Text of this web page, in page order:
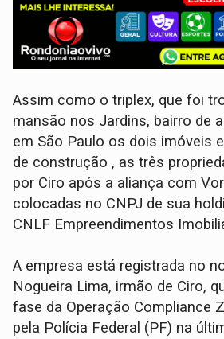
Assim como o triplex, que foi
mansão nos Jardins, bairro de
em São Paulo os dois imóveis
de construção , as três
por Ciro após a aliança com
colocadas no CNPJ de sua
CNLF Empreendimentos
A empresa está registrada no
Nogueira Lima, irmão de Ciro,
fase da Operação Compliance
pela Polícia Federal (PF) na